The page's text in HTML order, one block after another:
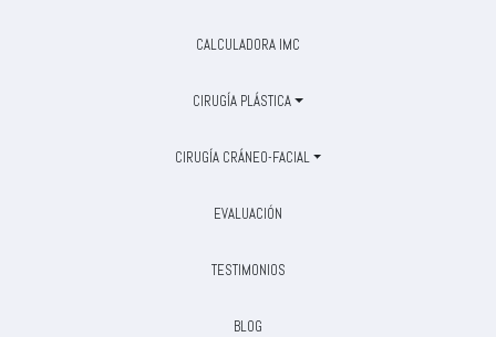
CALCULADORA IMC
CIRUGÍA PLÁSTICA
CIRUGÍA CRÁNEO-FACIAL
EVALUACIÓN
TESTIMONIOS
BLOG